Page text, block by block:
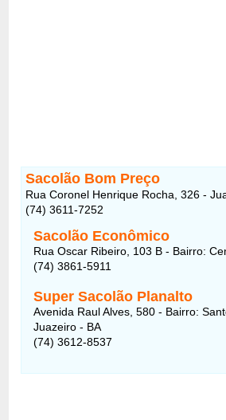
Sacolão Bom Preço
Rua Coronel Henrique Rocha, 326 -
(74) 3611-7252
Sacolão Econômico
Rua Oscar Ribeiro, 103 B - Bairro:
(74) 3861-5911
Super Sacolão Planalto
Avenida Raul Alves, 580 - Bairro:
Juazeiro - BA
(74) 3612-8537